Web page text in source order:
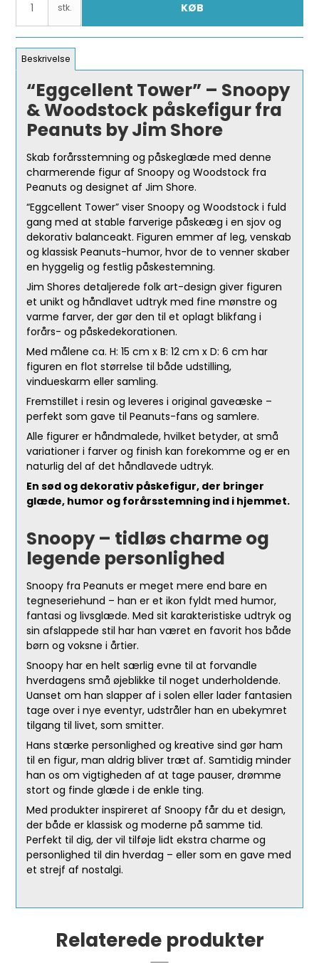
stk. KØB
Beskrivelse
“Eggcellent Tower” – Snoopy
& Woodstock påskefigur fra
Peanuts by Jim Shore
Skab forårsstemning og påskeglæde med denne
charmerende figur af Snoopy og Woodstock fra
Peanuts og designet af Jim Shore.
“Eggcellent Tower” viser Snoopy og Woodstock i fuld
gang med at stable farverige påskeæg i en sjov og
dekorativ balanceakt. Figuren emmer af leg, venskab
og klassisk Peanuts-humor, hvor de to venner skaber
en hyggelig og festlig påskestemning.
Jim Shores detaljerede folk art-design giver figuren
et unikt og håndlavet udtryk med fine mønstre og
varme farver, der gør den til et oplagt blikfang i
forårs- og påskedekorationen.
Med målene ca. H: 15 cm x B: 12 cm x D: 6 cm har
figuren en flot størrelse til både udstilling,
vindueskarm eller samling.
Fremstillet i resin og leveres i original gaveæske –
perfekt som gave til Peanuts-fans og samlere.
Alle figurer er håndmalede, hvilket betyder, at små
variationer i farver og finish kan forekomme og er en
naturlig del af det håndlavede udtryk.
En sød og dekorativ påskefigur, der bringer
glæde, humor og forårsstemning ind i hjemmet.
Snoopy – tidløs charme og
legende personlighed
Snoopy fra Peanuts er meget mere end bare en
tegneseriehund – han er et ikon fyldt med humor,
fantasi og livsglæde. Med sit karakteristiske udtryk og
sin afslappede stil har han været en favorit hos både
børn og voksne i årtier.
Snoopy har en helt særlig evne til at forvandle
hverdagens små øjeblikke til noget underholdende.
Uanset om han slapper af i solen eller lader fantasien
tage over i nye eventyr, udstråler han en ubekymret
tilgang til livet, som smitter.
Hans stærke personlighed og kreative sind gør ham
til en figur, man aldrig bliver træt af. Samtidig minder
han os om vigtigheden af at tage pauser, drømme
stort og finde glæde i de enkle ting.
Med produkter inspireret af Snoopy får du et design,
der både er klassisk og moderne på samme tid.
Perfekt til dig, der vil tilføje lidt ekstra charme og
personlighed til din hverdag – eller som en gave med
et strejf af nostalgi.
Relaterede produkter